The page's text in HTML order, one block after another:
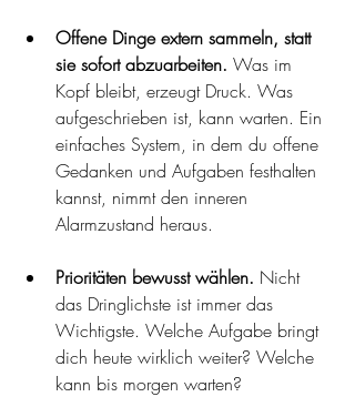
Offene Dinge extern sammeln, statt
sie sofort abzuarbeiten. Was im
Kopf bleibt, erzeugt Druck. Was
aufgeschrieben ist, kann warten. Ein
einfaches System, in dem du offene
Gedanken und Aufgaben festhalten
kannst, nimmt den inneren
Alarmzustand heraus.
Prioritäten bewusst wählen. Nicht
das Dringlichste ist immer das
Wichtigste. Welche Aufgabe bringt
dich heute wirklich weiter? Welche
kann bis morgen warten?